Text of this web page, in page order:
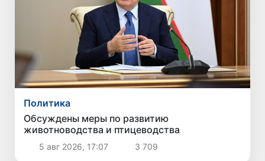
Политика
Обсуждены меры по развитию
животноводства и птицеводства
5 авг 2026, 17:07 3 709